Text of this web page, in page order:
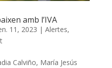
amb l’IVA
11, 2023 | Alertes,
Calviño, María Jesús